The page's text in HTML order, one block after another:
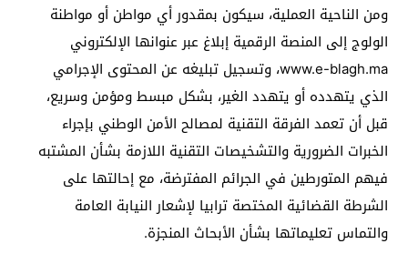
ومن الناحية العملية، سيكون بمقدور أي مواطن أو مواطنة
الولوج إلى المنصة الرقمية إبلاغ عبر عنوانها الإلكتروني
www.e-blagh.ma، وتسجيل تبليغه عن المحتوى الإجرامي
الذي يتهدده أو يتهدد الغير، بشكل مبسط ومؤمن وسريع،
قبل أن تعمد الفرقة التقنية لمصالح الأمن الوطني بإجراء
الخبرات الضرورية والتشخيصات التقنية اللازمة بشأن المشتبه
فيهم المتورطين في الجرائم المفترضة، مع إحالتها على
الشرطة القضائية المختصة ترابيا لإشعار النيابة العامة
والتماس تعليماتها بشأن الأبحاث المنجزة.